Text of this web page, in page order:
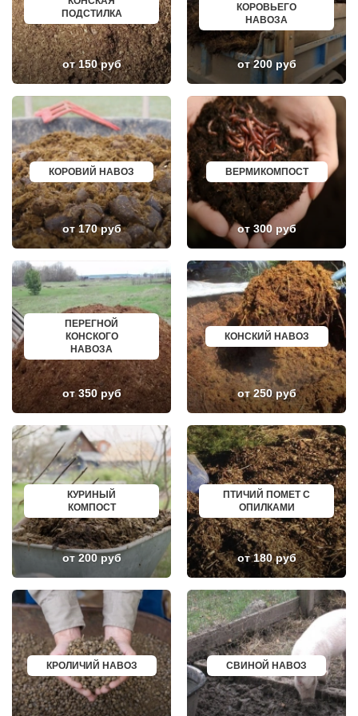
КОЛЮБАКИНО
КОММУНАРКА
КОНСТАНТИНОВО
КОРЕНЕВО
КОРОЛЕВ
КОСИНО
КРАСКОВО
КРАСНАЯ ПАХРА
КРАСНОАРМЕЙСК
КРАСНОГОРСК
КРАСНОЗАВОДСК
КРАСНОЗНАМЕНСК
КРАТОВО
КРЮКОВО
КУБИНКА
КУПАВНА
КУРОВСКОЕ
ЛЕСНОЙ
ЛИКИНО-ДУЛЕВО
ЛОБАНОВО
ЛОБНЯ
ЛОПАТИНСКИЙ
ЛОСИНО-ПЕТРОВСКИЙ
ЛОТОШИНО
ЛУКИНО
ЛУНЕВО
ЛУХОВИЦЫ
ЛЫТКАРИНО
ЛЬВОВСКИЙ
ЛЮБЕРЦЫ
МАЛАХОВКА
МАЛИНО
МАМЫРИ
МАРФИНО
МЕНДЕЛЕЕВО
МЕШКОВО
МЕЩЕРИНО
МИХНЕВО
МИШЕРОНСКИЙ
МОЖАЙСК
МОЛОДЕЖНЫЙ
МОЛОКОВО
МОНИНО
МОСКОВСКИЙ
МУХАНОВО
НАРО-ФОМИНСК
НАХАБИНО
НЕКРАСОВКА
НЕКРАСОВСКИЙ
НЕМЧИНОВКА
НИЖНЕЕ ВАЛУЕВО
УСОЛЬЕ
НИЖНЕВАРТОВСК
КОРЕНОВСК
ПИОНЕРСКИЙ
КИРИШИ
САРОВ
АЛЕКСИН
БЕЛОРЕЧЕНСК
БОЛЬШОЙ КАМЕНЬ
КИРЖАЧ
ПРИОЗЕРСК
САЛЬСК
ТОБОЛЬСК
ВОТКИНСК
КИЗЛЯР
БЕРДСК
НЕФТЕЮГАНСК
ВОЛХОВ
СОСНОВЫЙ БОР
РЕВДА
ГАГАРИН
ПОЧИНОК
ГУСЕВ
КАНАШ
КУРГАНИНСК
ЩЕКИНО
ДИМИТРОВГРАД
СИМ
МАЛОЯРОСЛАВЕЦ
МАРИИНСК
ВЕРХНЯЯ ПЫШМА
РОССОШЬ
УСТЬ ЛАБИНСК
КОМСОМОЛЬСК
РЖЕВ
АЛЕКСЕЕВКА
ВЯЗЬМА
ИШИМ
ПОКРОВ
ЗЕЛЕНОДОЛЬСК
ЛИВНЫ
БОБРОВ
ЛИСКИ
КУЗНЕЦК
БАЛАШОВ
ВЫШНИЙ ВОЛОЧЕК
БЕЛОЯРСКИЙ
ГУСЬ ХРУСТАЛЬНЫЙ
ИЗБЕРБАШ
НАЗРАНЬ
АБИНСК
ПЕРЕВОЗ
ПОДСТИЛКА
от 150 руб
КОРОВЬЕГО
НАВОЗА
от 200 руб
КОРОВИЙ НАВОЗ
от 170 руб
ВЕРМИКОМПОСТ
от 300 руб
ПЕРЕГНОЙ
КОНСКОГО
НАВОЗА
от 350 руб
КОНСКИЙ НАВОЗ
от 250 руб
КУРИНЫЙ
КОМПОСТ
от 200 руб
ПТИЧИЙ ПОМЕТ С
ОПИЛКАМИ
от 180 руб
КРОЛИЧИЙ НАВОЗ СВИНОЙ НАВОЗ